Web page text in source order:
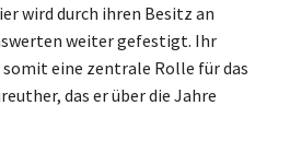
wird durch ihren Besitz an
weiter gefestigt. Ihr
eine zentrale Rolle für das
das er über die Jahre